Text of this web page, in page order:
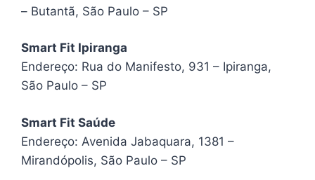
– Butantã, São Paulo – SP
Smart Fit Ipiranga
Endereço: Rua do Manifesto, 931 – Ipiranga,
São Paulo – SP
Smart Fit Saúde
Endereço: Avenida Jabaquara, 1381 –
Mirandópolis, São Paulo – SP